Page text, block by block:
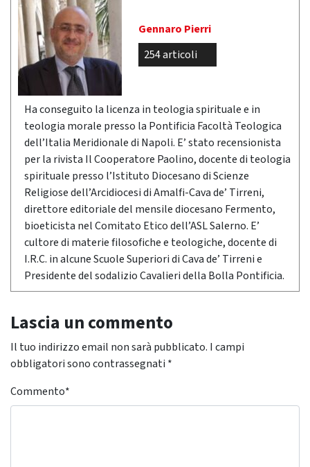
Gennaro Pierri
254 articoli
Ha conseguito la licenza in teologia spirituale e in
teologia morale presso la Pontificia Facoltà Teologica
dell’Italia Meridionale di Napoli. E’ stato recensionista
per la rivista Il Cooperatore Paolino, docente di teologia
spirituale presso l’Istituto Diocesano di Scienze
Religiose dell’Arcidiocesi di Amalfi-Cava de’ Tirreni,
direttore editoriale del mensile diocesano Fermento,
bioeticista nel Comitato Etico dell’ASL Salerno. E’
cultore di materie filosofiche e teologiche, docente di
I.R.C. in alcune Scuole Superiori di Cava de’ Tirreni e
Presidente del sodalizio Cavalieri della Bolla Pontificia.
Lascia un commento
Il tuo indirizzo email non sarà pubblicato. I campi
obbligatori sono contrassegnati *
Commento*